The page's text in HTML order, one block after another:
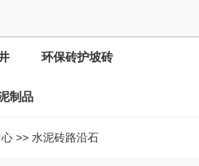
环保砖护坡砖
制品
>> 水泥砖路沿石